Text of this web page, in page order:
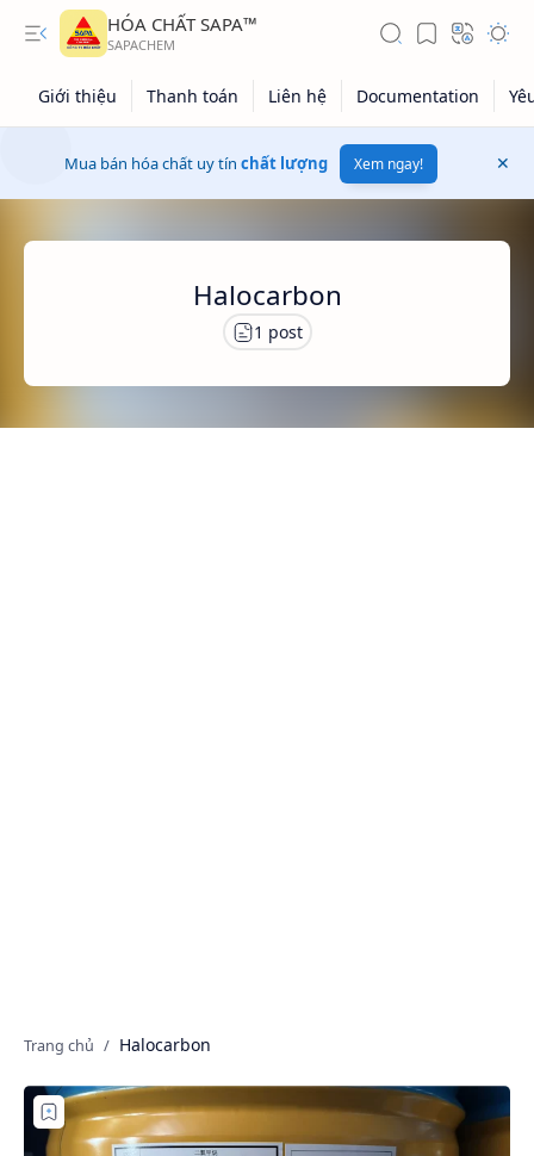
HÓA CHẤT SAPA™
Giá dầu thô
Mua bán hóa chất uy tín chất lượng Xem ngay!
Halocarbon
Halocarbon